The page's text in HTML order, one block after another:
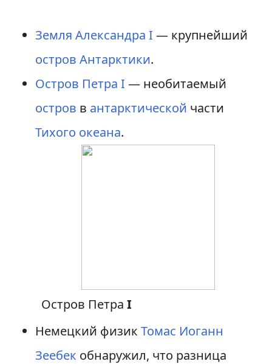
Земля Александра I — крупнейший
остров Антарктики.
Остров Петра I — необитаемый
остров в антарктической части
Тихого океана.
Остров Петра I
Немецкий физик Томас Иоганн
Зеебек обнаружил, что разница